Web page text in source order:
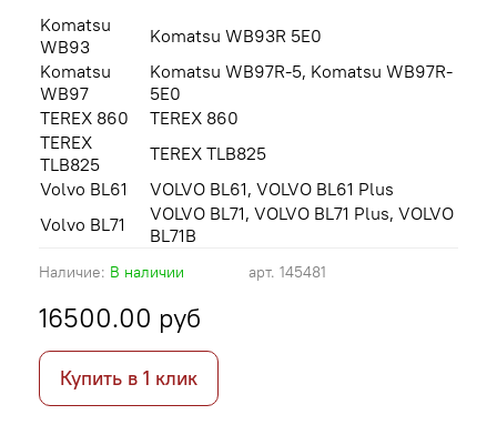
арт. 145481
Наличие: В наличии
16500.00 руб
Купить в 1 клик
Komatsu
WB93
Komatsu WB93R 5E0
Komatsu
WB97
Komatsu WB97R-5, Komatsu WB97R-
5E0
TEREX 860
TEREX 860
TEREX
TLB825
TEREX TLB825
Volvo BL61
VOLVO BL61, VOLVO BL61 Plus
Volvo BL71
VOLVO BL71, VOLVO BL71 Plus, VOLVO
BL71B